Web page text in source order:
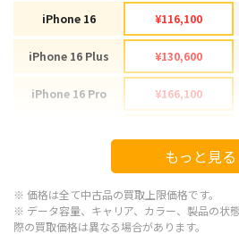
iPhone 16
iPhone 16 Plus
iPhone 16 Pro
iPhone 15 Plus
¥116,100
¥130,600
¥166,100
¥92,100
¥97,100
もっと見る
※ 価格は全て中古品の買取上限価格です。
※ データ容量、キャリア、カラー、製品の状
際の買取価格は異なる場合があります。